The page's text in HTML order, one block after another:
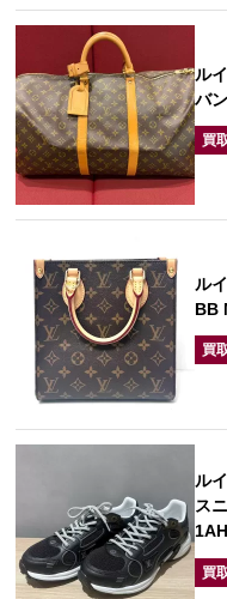
ル
バ
買
ル
BB
買
ル
ス
買